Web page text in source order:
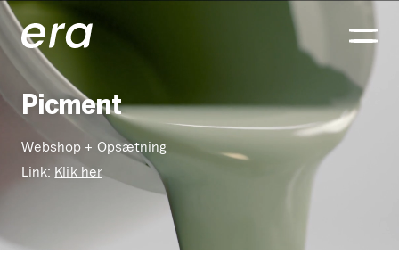
Generaxion
Picment
Webshop + Opsætning
Link: Klik her